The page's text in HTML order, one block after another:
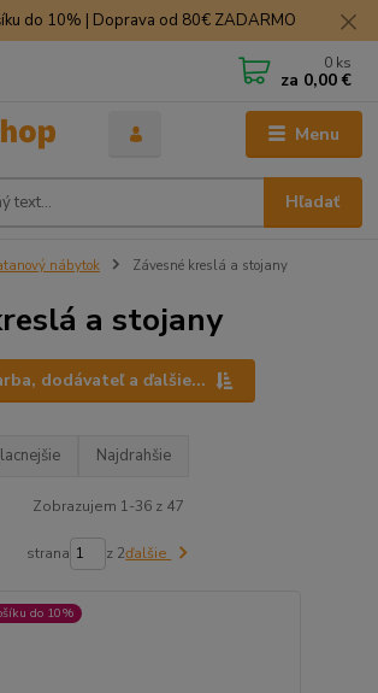
do 10% | Doprava od 80€ ZADARMO
Menu
Hľadať
0 ks
za 0,00 €
nábytok Závesné kreslá a stojany
a stojany
dodávateľ a ďalšie...
Najdrahšie
Zobrazujem 1-36 z 47
strana z 2ďalšie
do 10%